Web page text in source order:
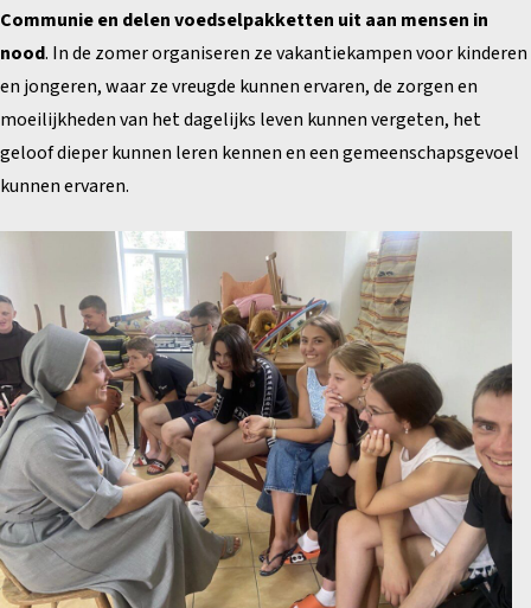
Communie en delen voedselpakketten uit aan mensen in
nood. In de zomer organiseren ze vakantiekampen voor kinderen
en jongeren, waar ze vreugde kunnen ervaren, de zorgen en
moeilijkheden van het dagelijks leven kunnen vergeten, het
geloof dieper kunnen leren kennen en een gemeenschapsgevoel
kunnen ervaren.